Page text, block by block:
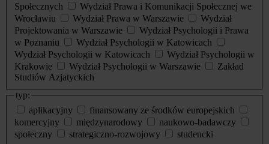
Społecznych
Wydział Prawa i Komunikacji Społecznej we
Wrocławiu
Wydział Prawa w Warszawie
Wydział
Projektowania w Warszawie
Wydział Psychologii i Prawa
w Poznaniu
Wydział Psychologii w Katowicach
Wydział Psychologii w Katowicach
Wydział Psychologii w
Krakowie
Wydział Psychologii w Warszawie
Zakład
Studiów Azjatyckich
typ:
aplikacyjny
finansowany ze środków europejskich
komercyjny
międzynarodowy
naukowo-badawczy
społeczny
strategiczno-rozwojowy
studencki